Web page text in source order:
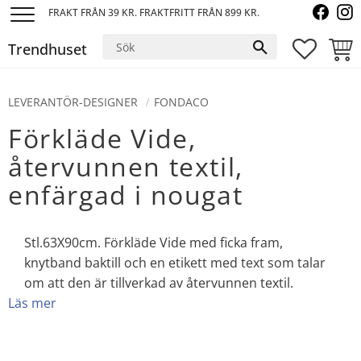
FRAKT FRÅN 39 KR. FRAKTFRITT FRÅN 899 KR.
Trendhuset
LEVERANTÖR-DESIGNER FONDACO
Förkläde Vide,
återvunnen textil,
enfärgad i nougat
Stl.63X90cm. Förkläde Vide med ficka fram,
knytband baktill och en etikett med text som talar
om att den är tillverkad av återvunnen textil.
Läs mer